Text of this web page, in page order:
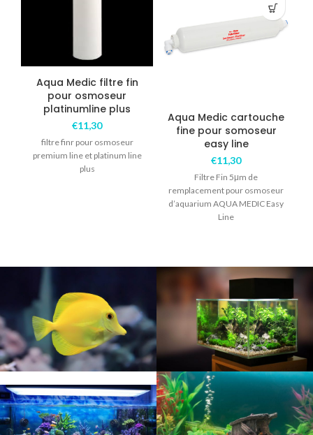
Aqua Medic filtre fin
pour osmoseur
platinumline plus
€11,30
filtre finr pour osmoseur
premium line et platinum line
plus
Aqua Medic cartouche
fine pour somoseur
easy line
€11,30
Filtre Fin 5μm de
remplacement pour osmoseur
d’aquarium AQUA MEDIC Easy
Line